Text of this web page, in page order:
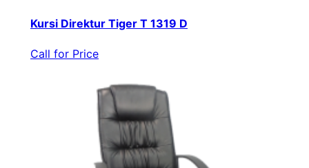
Kursi Direktur Tiger T 1319 D
Call for Price